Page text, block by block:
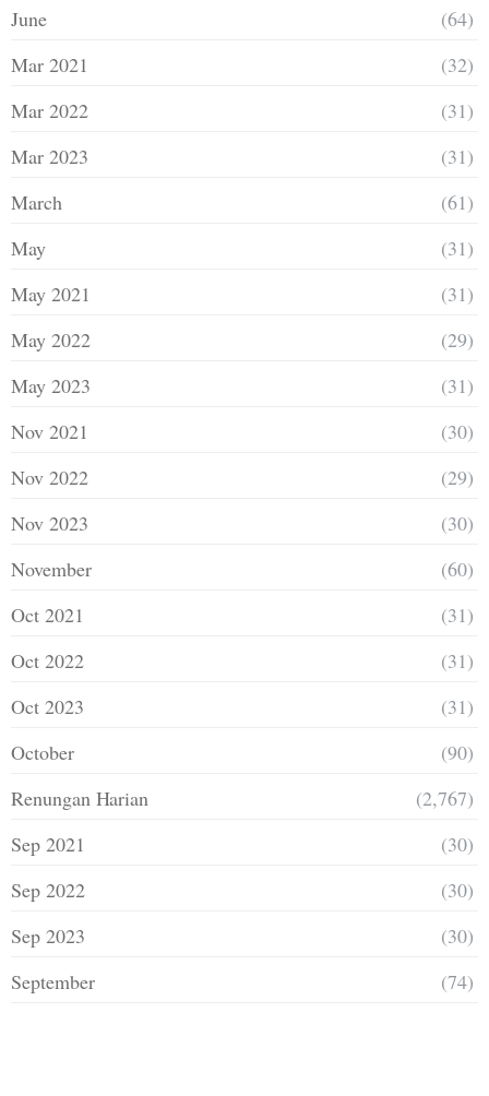
June
(64)
Mar 2021
(32)
Mar 2022
(31)
Mar 2023
(31)
March
(61)
May
(31)
May 2021
(31)
May 2022
(29)
May 2023
(31)
Nov 2021
(30)
Nov 2022
(29)
Nov 2023
(30)
November
(60)
Oct 2021
(31)
Oct 2022
(31)
Oct 2023
(31)
October
(90)
Renungan Harian
(2,767)
Sep 2021
(30)
Sep 2022
(30)
Sep 2023
(30)
September
(74)